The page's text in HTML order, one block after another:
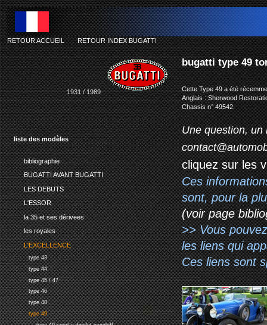
liste des modèles
bibliographie
BUGATTI AVANT BUGATTI
LES DEBUTS
L'ESSOR
la 35 et ses dérivees
les royales
L'EXCELLENCE
type 43
type 44
type 45 / 47
type 46
type 48
type 49
bugatti type 49
RETOUR ACCUEIL-RETOUR INDEX BUGATTI
1931 / 1989
Cette Type 49 a été
Anglais : Sherwood
Chassis n° 49542.
Une question, un
cliquez sur les
Ces
sont, pour la
(voir page
>> Vous
les liens qui
Ces liens sont